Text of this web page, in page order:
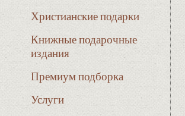
Христианские подарки
Книжные подарочные
издания
Премиум подборка
Услуги